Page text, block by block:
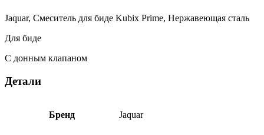
Jaquar, Смеситель для биде Kubix Prime, Нержавеющая сталь
Для биде
С донным клапаном
Детали
Бренд Jaquar